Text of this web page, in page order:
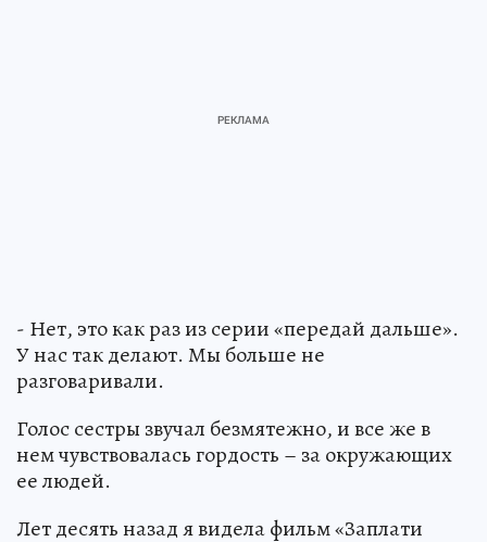
- Нет, это как раз из серии «передай дальше».
У нас так делают. Мы больше не
разговаривали.
Голос сестры звучал безмятежно, и все же в
нем чувствовалась гордость – за окружающих
ее людей.
Лет десять назад я видела фильм «Заплати